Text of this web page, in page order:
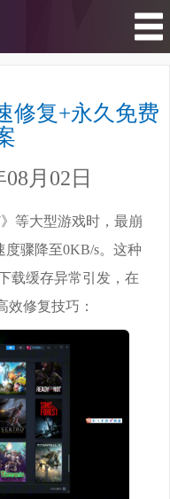
修复+永久免费
月02日
等大型游戏时，最崩
度骤降至0KB/s。这种
载缓存异常引发，在
效修复技巧：